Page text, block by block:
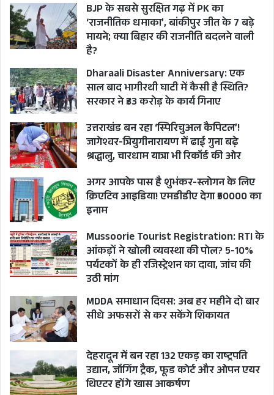
BJP के सबसे सुरक्षित गढ़ में PK का
‘राजनीतिक धमाका’, बांकीपुर जीत के 7 बड़े
मायने; क्या बिहार की राजनीति बदलने वाली
है?
Dharaali Disaster Anniversary: एक
साल बाद भागीरथी घाटी में कैसी है स्थिति?
सरकार ने ₹33 करोड़ के कार्य गिनाए
उत्तराखंड बन रहा ‘स्पिरिचुअल कैपिटल’!
जागेश्वर-त्रियुगीनारायण में ढाई गुना बढ़े
श्रद्धालु, चारधाम यात्रा भी रिकॉर्ड की ओर
अगर आपके पास है शुभंकर-स्लोगन के लिए
क्रिएटिव आइडिया! एमडीडीए देगा ₹50000 का
इनाम
Mussoorie Tourist Registration: RTI के
आंकड़ों ने खोली व्यवस्था की पोल? 5-10%
पर्यटकों के ही रजिस्ट्रेशन का दावा, जांच की
उठी मांग
MDDA समाधान दिवस: अब हर महीने दो बार
सीधे अफसरों से कर सकेंगे शिकायत
देहरादून में बन रहा 132 एकड़ का राष्ट्रपति
उद्यान, जॉगिंग ट्रैक, फूड कोर्ट और ओपन एयर
थिएटर होंगे खास आकर्षण